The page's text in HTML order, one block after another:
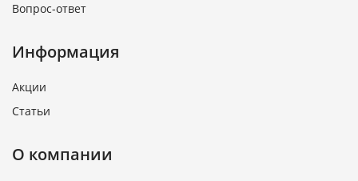
Вопрос-ответ
Информация
Акции
Статьи
О компании